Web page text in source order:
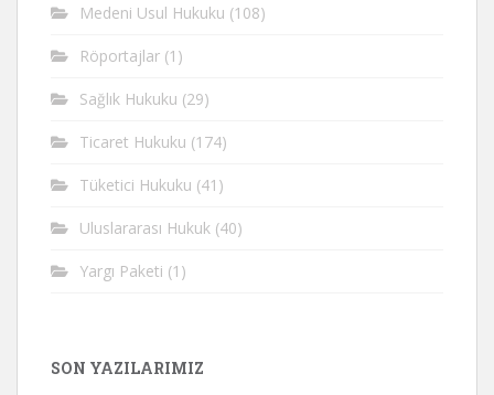
Medeni Usul Hukuku (108)
Röportajlar (1)
Sağlık Hukuku (29)
Ticaret Hukuku (174)
Tüketici Hukuku (41)
Uluslararası Hukuk (40)
Yargı Paketi (1)
SON YAZILARIMIZ